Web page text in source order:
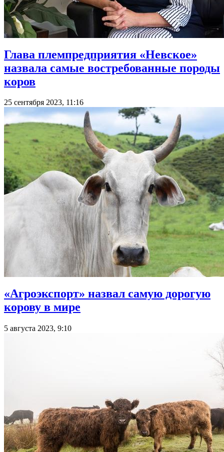
Глава племпредприятия «Невское»
назвала самые востребованные породы
коров
25 сентября 2023, 11:16
«Агроэкспорт» назвал самую дорогую
корову в мире
5 августа 2023, 9:10